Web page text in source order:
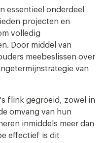
essentieel onderdeel
projecten en
volledig
Door middel van
meebeslissen over
van
flink gegroeid, zowel in
omvang van hun
inmiddels meer dan
effectief is dit